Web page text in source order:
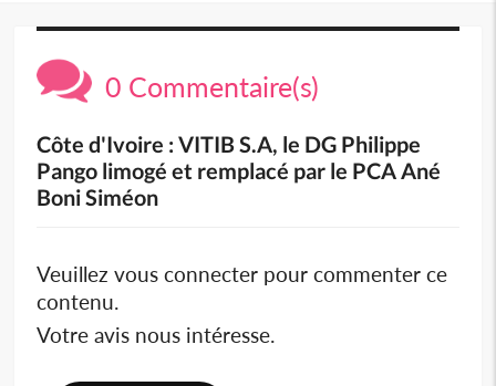
0 Commentaire(s)
Côte d'Ivoire : VITIB S.A, le DG Philippe
Pango limogé et remplacé par le PCA Ané
Boni Siméon
Veuillez vous connecter pour commenter ce
contenu.
Votre avis nous intéresse.